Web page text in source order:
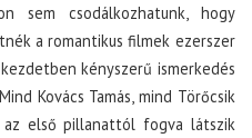
sem csodálkozhatunk, hogy
a romantikus filmek ezerszer
kényszerű ismerkedés
Kovács Tamás, mind Törőcsik
az első pillanattól fogva látszik